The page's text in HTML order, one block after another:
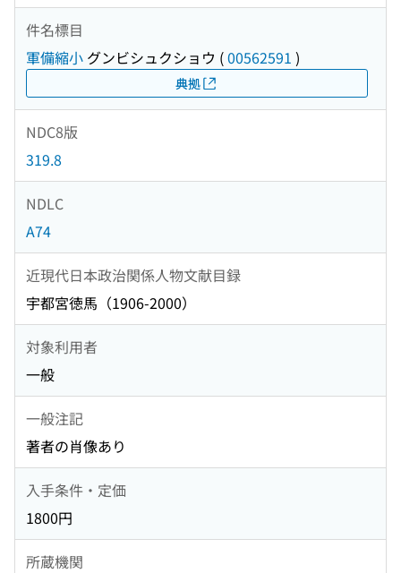
件名標目
軍備縮小 グンビシュクショウ (00562591 )
典拠
NDC8版
319.8
NDLC
A74
近現代日本政治関係人物文献目録
宇都宮徳馬（1906-2000）
対象利用者
一般
一般注記
著者の肖像あり
入手条件・定価
1800円
所蔵機関